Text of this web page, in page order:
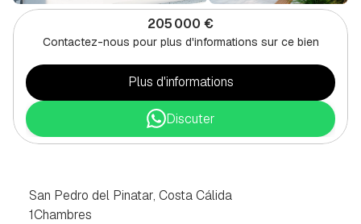
205 000 €
Contactez-nous pour plus d'informations sur ce bien
Plus d'informations
Discuter
San Pedro del Pinatar, Costa Cálida
1Chambres